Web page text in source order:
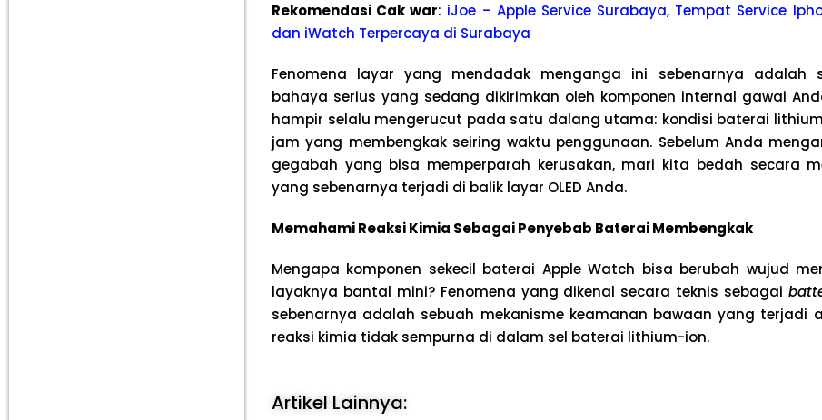
Rekomendasi Cak war: iJoe – Apple Service Surabaya, Tempat Service
dan iWatch Terpercaya di Surabaya
Fenomena layar yang mendadak menganga ini sebenarnya adalah
bahaya serius yang sedang dikirimkan oleh komponen internal gawai
hampir selalu mengerucut pada satu dalang utama: kondisi baterai
jam yang membengkak seiring waktu penggunaan. Sebelum Anda
gegabah yang bisa memperparah kerusakan, mari kita bedah secara
yang sebenarnya terjadi di balik layar OLED Anda.
Memahami Reaksi Kimia Sebagai Penyebab Baterai Membengkak
Mengapa komponen sekecil baterai Apple Watch bisa berubah wujud
layaknya bantal mini? Fenomena yang dikenal secara teknis sebagai
sebenarnya adalah sebuah mekanisme keamanan bawaan yang terjadi
reaksi kimia tidak sempurna di dalam sel baterai lithium-ion.
Artikel Lainnya: